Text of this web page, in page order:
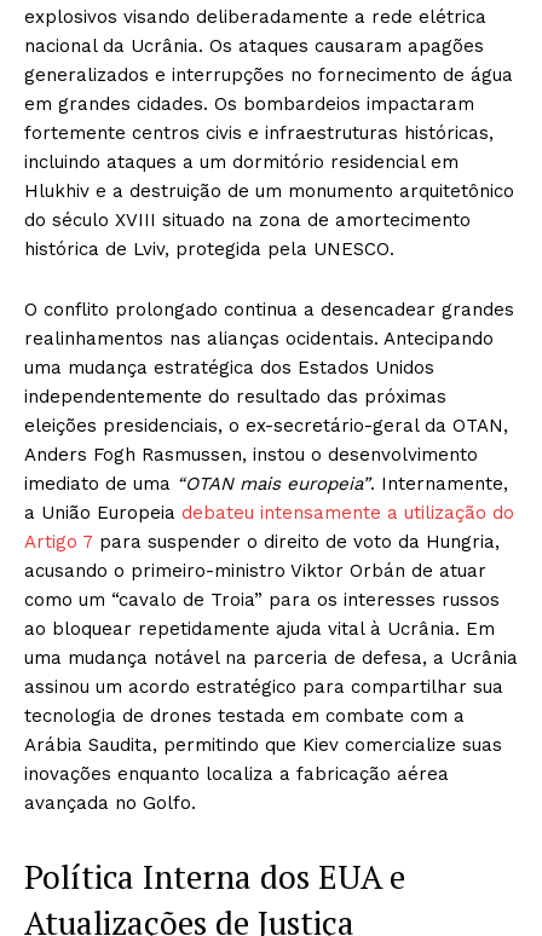
explosivos visando deliberadamente a rede elétrica
nacional da Ucrânia. Os ataques causaram apagões
generalizados e interrupções no fornecimento de água
em grandes cidades. Os bombardeios impactaram
fortemente centros civis e infraestruturas históricas,
incluindo ataques a um dormitório residencial em
Hlukhiv e a destruição de um monumento arquitetônico
do século XVIII situado na zona de amortecimento
histórica de Lviv, protegida pela UNESCO.
O conflito prolongado continua a desencadear grandes
realinhamentos nas alianças ocidentais. Antecipando
uma mudança estratégica dos Estados Unidos
independentemente do resultado das próximas
eleições presidenciais, o ex-secretário-geral da OTAN,
Anders Fogh Rasmussen, instou o desenvolvimento
imediato de uma “OTAN mais europeia”. Internamente,
a União Europeia debateu intensamente a utilização do
Artigo 7 para suspender o direito de voto da Hungria,
acusando o primeiro-ministro Viktor Orbán de atuar
como um “cavalo de Troia” para os interesses russos
ao bloquear repetidamente ajuda vital à Ucrânia. Em
uma mudança notável na parceria de defesa, a Ucrânia
assinou um acordo estratégico para compartilhar sua
tecnologia de drones testada em combate com a
Arábia Saudita, permitindo que Kiev comercialize suas
inovações enquanto localiza a fabricação aérea
avançada no Golfo.
Política Interna dos EUA e
Atualizações de Justiça